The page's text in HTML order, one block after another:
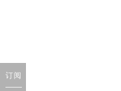
订阅